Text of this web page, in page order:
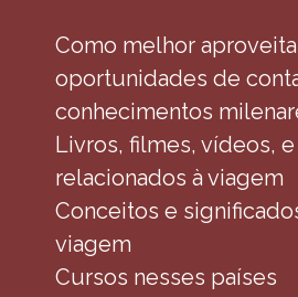
Como melhor
oportunidades de
conhecimentos
Livros, filmes, vídeos,
relacionados à viagem
Conceitos e
viagem
Cursos nesses países